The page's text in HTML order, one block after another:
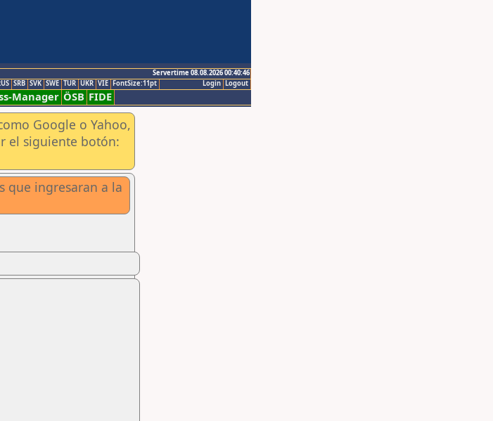
Servertime 08.08.2026 00:40:46
Logout
Login
SRB SVK SWE TUR UKR VIE FontSize:11pt
Manager ÖSB FIDE
Google o Yahoo,
el siguiente botón:
que ingresaran a la